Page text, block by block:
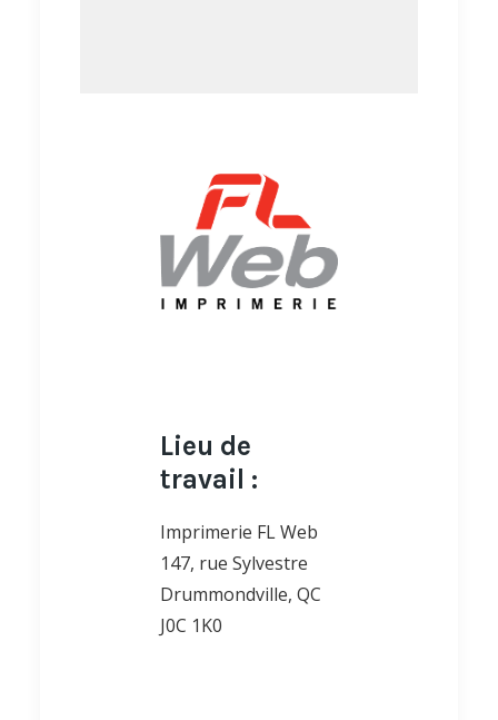
Lieu de
travail :
Imprimerie FL Web
147, rue Sylvestre
Drummondville, QC
J0C 1K0